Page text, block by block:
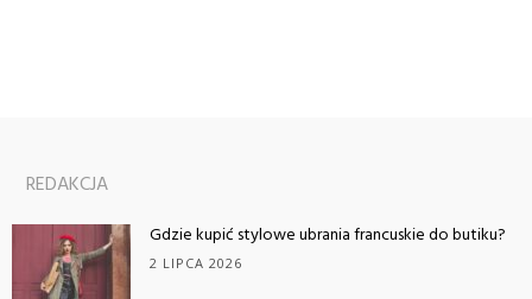
REDAKCJA
Gdzie kupić stylowe ubrania francuskie do butiku?
2 LIPCA 2026